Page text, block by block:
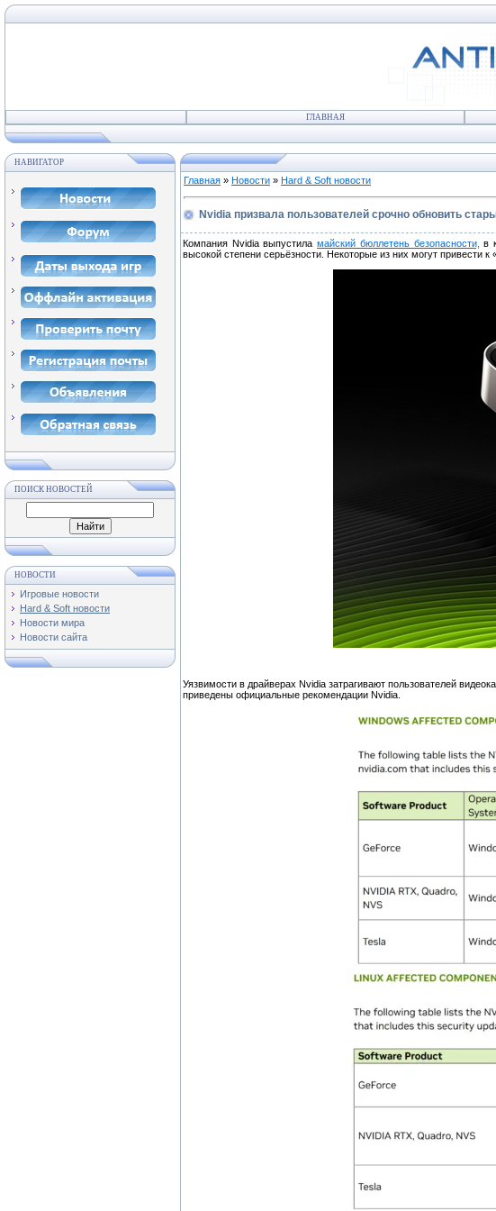
ГЛАВНАЯ
НАВИГАТОР
ПОИСК НОВОСТЕЙ
НОВОСТИ
Игровые новости
Hard & Soft новости
Новости мира
Новости сайта
Главная » Новости » Hard & Soft новости
Nvidia призвала пользователей срочно обновить
Компания Nvidia выпустиламайский бюллетень безопасности, в
высокой степени серьёзности. Некоторые из них могут привести
Уязвимости в драйверах Nvidia затрагивают пользователей
приведены официальные рекомендации Nvidia.